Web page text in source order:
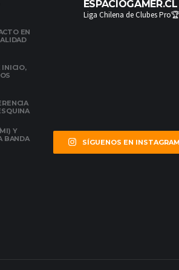
EN
INICIO,
Y
BANDA
ESPACIOGAMER.CL
Liga Chilena de Clubes Pro🏆
SÍGUENOS EN INSTAGRAM